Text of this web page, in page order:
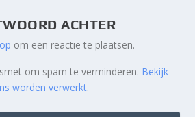
ACHTER
om een reactie te plaatsen.
om spam te verminderen. Bekijk
worden verwerkt.